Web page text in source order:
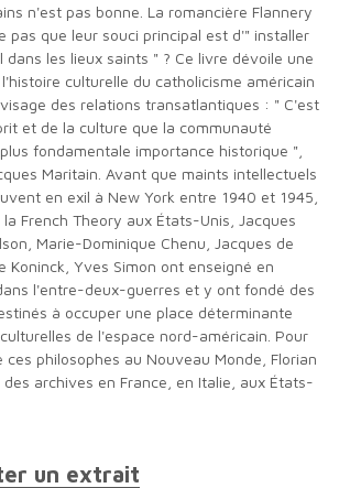
n'est pas bonne. La romancière Flannery
pas que leur souci principal est d'" installer
les lieux saints " ? Ce livre dévoile une
culturelle du catholicisme américain
des relations transatlantiques : " C'est
et de la culture que la communauté
fondamentale importance historique ",
Maritain. Avant que maints intellectuels
en exil à New York entre 1940 et 1945,
French Theory aux États-Unis, Jacques
Marie-Dominique Chenu, Jacques de
Koninck, Yves Simon ont enseigné en
l'entre-deux-guerres et y ont fondé des
à occuper une place déterminante
de l'espace nord-américain. Pour
philosophes au Nouveau Monde, Florian
des archives en France, en Italie, aux États-
un extrait